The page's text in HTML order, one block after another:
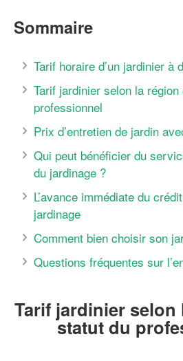
Sommaire
Tarif horaire d’un jardinier à
Tarif jardinier selon la
professionnel
Prix d’entretien de jardin
Qui peut bénéficier du
du jardinage ?
L’avance immédiate du
jardinage
Comment bien choisir son
Questions fréquentes sur
Tarif jardinier selon
statut du